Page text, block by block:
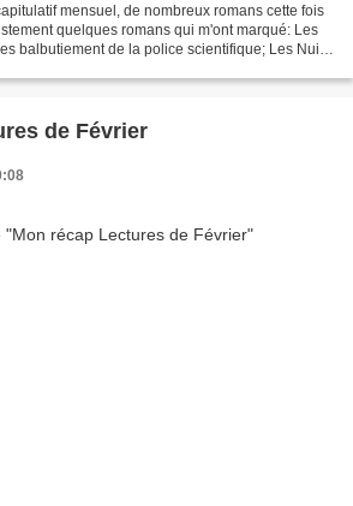
mensuel, de nombreux romans cette fois
quelques romans qui m'ont marqué: Les
balbutiement de la police scientifique; Les Nuits
de Février